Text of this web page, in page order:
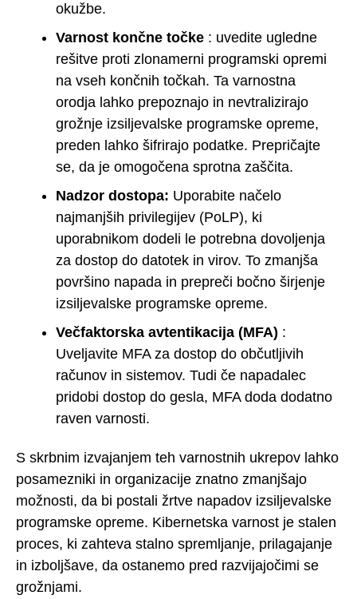
okužbe.
Varnost končne točke : uvedite ugledne
rešitve proti zlonamerni programski opremi
na vseh končnih točkah. Ta varnostna
orodja lahko prepoznajo in nevtralizirajo
grožnje izsiljevalske programske opreme,
preden lahko šifrirajo podatke. Prepričajte
se, da je omogočena sprotna zaščita.
Nadzor dostopa: Uporabite načelo
najmanjših privilegijev (PoLP), ki
uporabnikom dodeli le potrebna dovoljenja
za dostop do datotek in virov. To zmanjša
površino napada in prepreči bočno širjenje
izsiljevalske programske opreme.
Večfaktorska avtentikacija (MFA) :
Uveljavite MFA za dostop do občutljivih
računov in sistemov. Tudi če napadalec
pridobi dostop do gesla, MFA doda dodatno
raven varnosti.
S skrbnim izvajanjem teh varnostnih ukrepov lahko
posamezniki in organizacije znatno zmanjšajo
možnosti, da bi postali žrtve napadov izsiljevalske
programske opreme. Kibernetska varnost je stalen
proces, ki zahteva stalno spremljanje, prilagajanje
in izboljšave, da ostanemo pred razvijajočimi se
grožnjami.